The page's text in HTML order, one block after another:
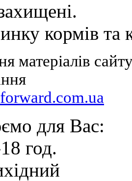
кормів та
матеріалів
для Вас:
год.